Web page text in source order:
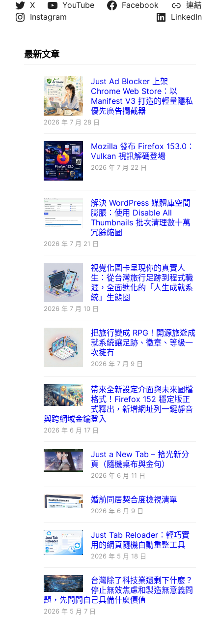
X YouTube Facebook
連結
Instagram
LinkedIn
最新文章
Just Ad Blocker 上架
Chrome Web Store：以
Manifest V3 打造的輕量隱私
優先廣告攔截器
2026 年 7 月 28 日
Mozilla 發布 Firefox 153.0：
Vulkan 視訊解碼登場
2026 年 7 月 22 日
解決 WordPress 媒體庫空間
膨脹：使用 Disable All
Thumbnails 批次清理數十萬
冗餘縮圖
2026 年 7 月 21 日
視覺化圖卡呈現你的真實人
生：從台灣旅行足跡到程式職
涯，全面進化的「人生成就系
統」生態圈
2026 年 7 月 10 日
把旅行變成 RPG！開源旅遊成
就系統讓足跡、徽章、等級一
次擁有
2026 年 7 月 9 日
帶來全新設定介面與未來圖檔
格式！Firefox 152 穩定版正
式釋出，新增網址列一鍵靜音
與跨網域金鑰登入
2026 年 6 月 17 日
Just a New Tab – 拾光新分
頁（隨機桌布與金句）
2026 年 6 月 11 日
婚前同居契合度檢視清單
2026 年 6 月 9 日
Just Tab Reloader：輕巧實
用的網頁隨機自動重整工具
2026 年 5 月 18 日
台灣除了科技業還剩下什麼？
停止無效焦慮和製造無意義問
題，先問問自己具備什麼價值
2026 年 5 月 7 日